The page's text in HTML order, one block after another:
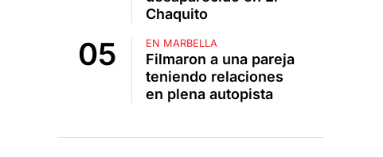
Chaquito
EN MARBELLA
Filmaron a una pareja
teniendo relaciones
en plena autopista